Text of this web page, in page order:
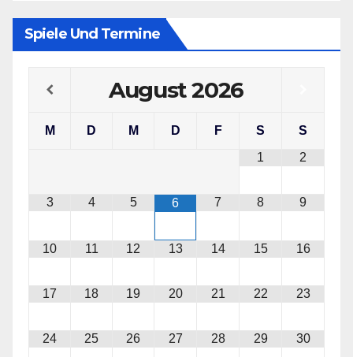
Spiele Und Termine
August2026
M D M D F S
S
1
2
3 4 5 6 7 8 9
10 11 12 13 14 15 16
17 18 19 20 21 22 23
24 25 26 27 28 29 30